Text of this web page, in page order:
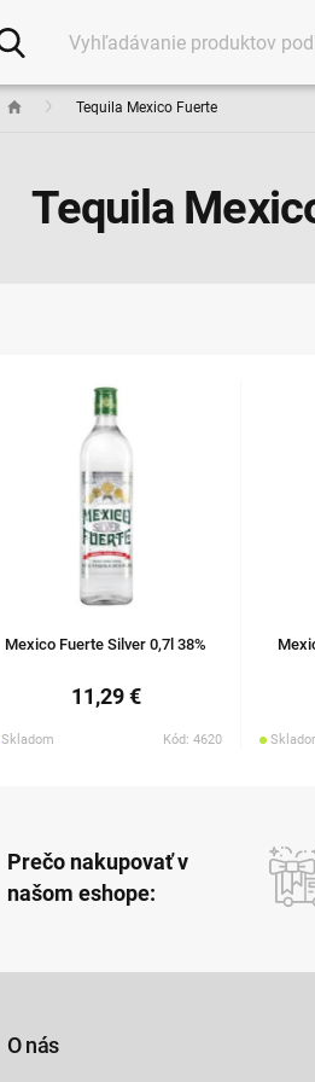
Tequila Mexico Fuerte
Tequila
Mexico Fuerte Silver 0,7l 38%
11,29 €
Skladom Kód: 4620
Prečo nakupovať v
našom eshope:
O nás